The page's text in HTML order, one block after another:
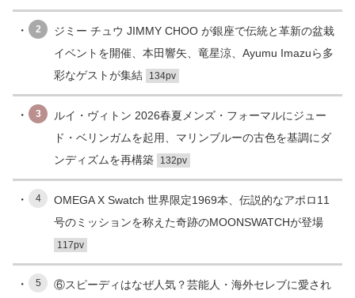
2
ジミー チュウ JIMMY CHOO が銀座で伝統と革新の盆栽
イベントを開催、本田響矢、竜星涼、Ayumu Imazuら多
彩なゲストが集結
134pv
3
ルイ・ヴィトン 2026春夏メンズ・フォーマルにジュー
ド・ベリンガムを起用、マリンブルーの古色を基調にダ
ンディズムを再構築
132pv
4
OMEGA X Swatch 世界限定1969本、伝説的なアポロ11
号のミッションを称えた奇跡のMOONSWATCHが登場
117pv
5
⑥スピーディはなぜ人気？芸能人・海外セレブに愛され